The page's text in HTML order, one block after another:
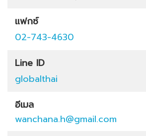
แฟกซ์
02-743-4630
Line ID
globalthai
อีเมล
wanchana.h@gmail.com